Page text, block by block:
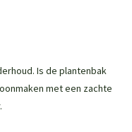
Is de plantenbak
met een zachte